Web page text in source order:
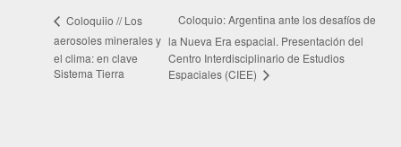
Coloquiio // Los
aerosoles minerales y
el clima: en clave
Sistema Tierra
Coloquio: Argentina ante los desafíos de
la Nueva Era espacial. Presentación del
Centro Interdisciplinario de Estudios
Espaciales (CIEE)